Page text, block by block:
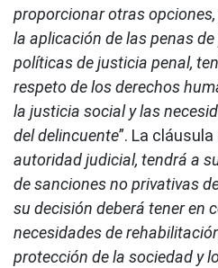
proporcionar otras
la aplicación de las penas
políticas de justicia penal,
respeto de los derechos
la justicia social y las
del delincuente”. La
autoridad judicial, tendrá a
de sanciones no privativas
su decisión deberá tener en
necesidades de
protección de la sociedad y